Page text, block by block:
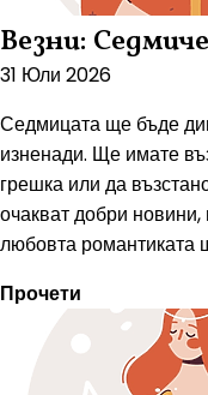
Везни:
31 Юли 2026
Седмицата ще бъде
изненади. Ще имате
грешка или да
очакват добри
любовта романтиката
Прочети